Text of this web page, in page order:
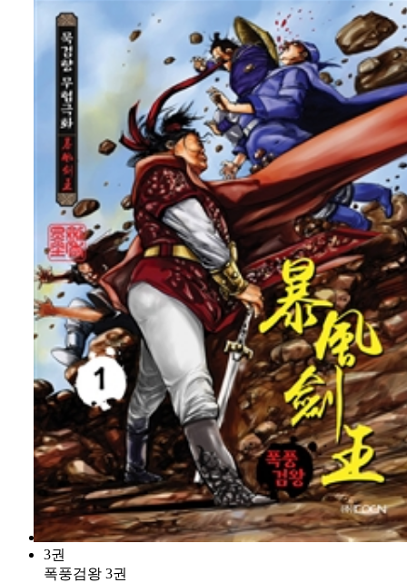
3권
폭풍검왕 3권